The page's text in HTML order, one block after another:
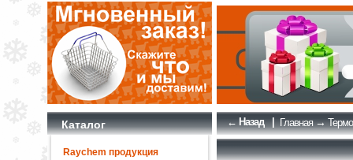
Каталог
Raychem продукция
← Назад | Главная→